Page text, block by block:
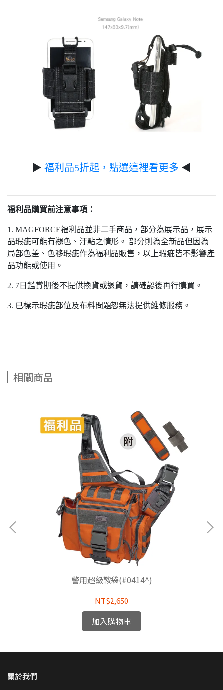
▶ 福利品5折起，點選這裡看更多 ◀
福利品購買前注意事項：
1. MAGFORCE福利品並非二手商品，部分為展示品，展示
品瑕疵可能有褪色、汙點之情形。 部分則為全新品但因為
局部色差、色移瑕疵作為福利品販售，以上瑕疵皆不影響產
品功能或使用。
2. 7日鑑賞期後不提供換貨或退貨，請確認後再行購買。
3. 已標示瑕疵部位及布料問題恕無法提供維修服務。
相關商品
警用超級鞍袋(#0414^)
NT$2,650
加入購物車
關於我們